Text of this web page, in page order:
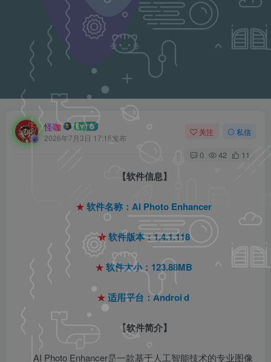
怪咖
2026年7月3日 17:15发布
关注 私信
0 42 11
【软件信息】
★软件名称：AI Photo Enhancer
★软件版本：1.4.1.118
★软件大小：123.88MB
★适用平台：Android
【软件简介】
AI Photo Enhancer是一款基于人工智能技术的专业图像